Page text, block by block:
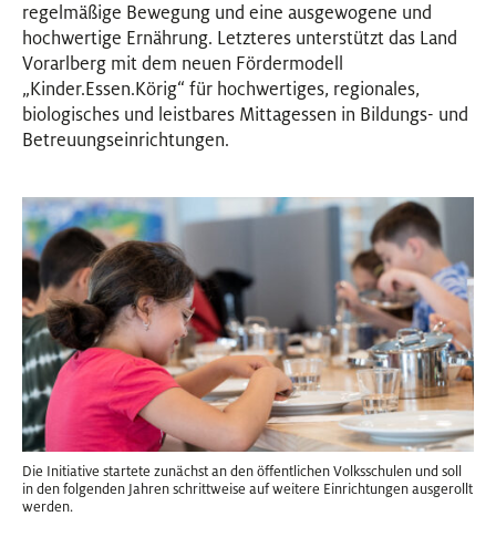
regelmäßige Bewegung und eine ausgewogene und
hochwertige Ernährung. Letzteres unterstützt das Land
Vorarlberg mit dem neuen Fördermodell
„Kinder.Essen.Körig“ für hochwertiges, regionales,
biologisches und leistbares Mittagessen in Bildungs- und
Betreuungseinrichtungen.
Die Initiative startete zunächst an den öffentlichen Volksschulen und soll
in den folgenden Jahren schrittweise auf weitere Einrichtungen ausgerollt
werden.